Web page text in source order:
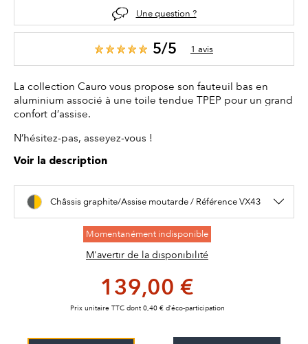
Une question ?
5/5 1 avis
La collection Cauro vous propose son fauteuil bas en
aluminium associé à une toile tendue TPEP pour un grand
confort d’assise.
N’hésitez-pas, asseyez-vous !
Voir la description
Châssis graphite/Assise moutarde / Référence VX43
Momentanément indisponible
M'avertir de la disponibilité
139,00 €
Prix unitaire TTC dont 0,40 € d’éco-participation